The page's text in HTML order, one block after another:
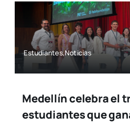
Estudiantes,Noticias
Medellín celebra el
estudiantes que